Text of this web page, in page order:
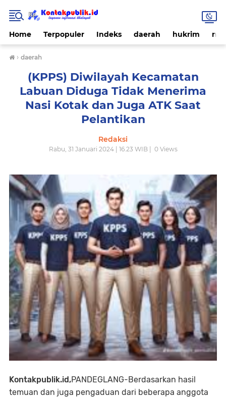
Home Terpopuler Indeks daerah hukrim
› daerah
(KPPS) Diwilayah Kecamatan
Labuan Diduga Tidak Menerima
Nasi Kotak dan Juga ATK Saat
Pelantikan
Redaksi
Rabu, 31 Januari 2024 | 16.23 WIB | 0Views
Kontakpublik.id,PANDEGLANG-Berdasarkan hasil
temuan dan juga pengaduan dari beberapa anggota